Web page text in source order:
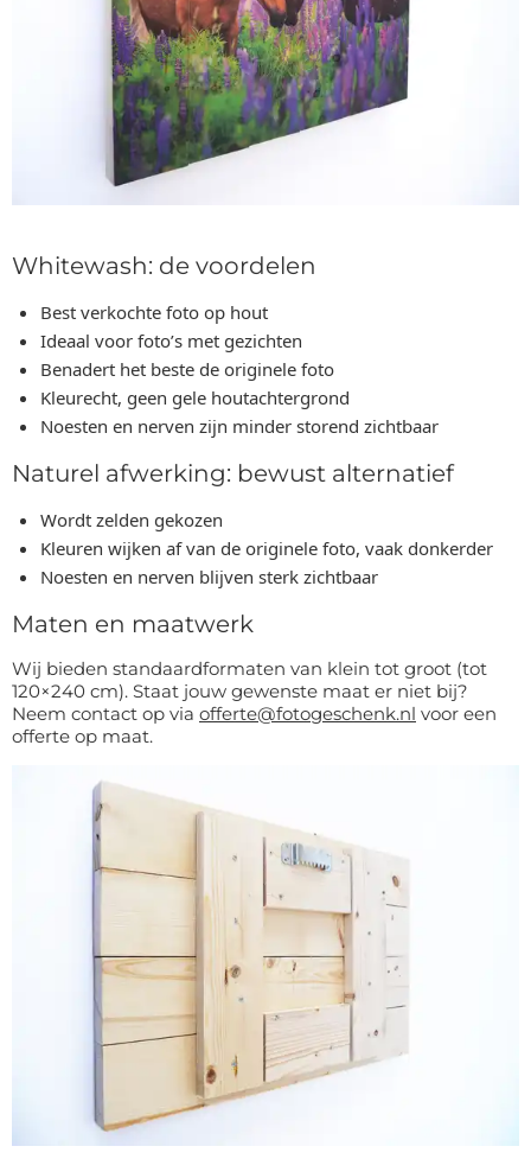
Whitewash: de voordelen
Best verkochte foto op hout
Ideaal voor foto’s met gezichten
Benadert het beste de originele foto
Kleurecht, geen gele houtachtergrond
Noesten en nerven zijn minder storend zichtbaar
Naturel afwerking: bewust alternatief
Wordt zelden gekozen
Kleuren wijken af van de originele foto, vaak donkerder
Noesten en nerven blijven sterk zichtbaar
Maten en maatwerk
Wij bieden standaardformaten van klein tot groot (tot
120×240 cm). Staat jouw gewenste maat er niet bij?
Neem contact op via offerte@fotogeschenk.nl voor een
offerte op maat.